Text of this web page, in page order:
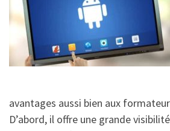
avantages aussi bien aux
D’abord, il offre une grande